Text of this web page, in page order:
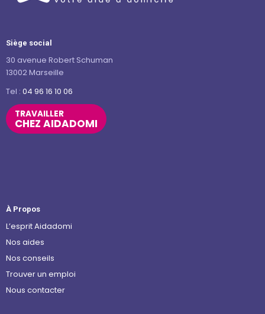
Siège social
30 avenue Robert Schuman
13002 Marseille
Tel : 04 96 16 10 06
TRAVAILLER
CHEZ AIDADOMI
À Propos
L’esprit Aidadomi
Nos aides
Nos conseils
Trouver un emploi
Nous contacter